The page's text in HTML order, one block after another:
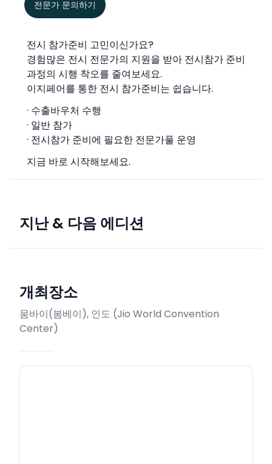
전문가 문의하기
전시 참가준비 고민이신가요?
경험많은 전시 전문가의 지원을 받아 전시참가 준비
과정의 시행 착오를 줄여보세요.
이지페어를 통한 전시 참가준비는 쉽습니다.
· 수출바우처 수행
· 일반 참가
· 전시참가 준비에 필요한 전문가풀 운영
지금 바로 시작해보세요.
지난 & 다음 에디션
개최장소
뭄바이(봄베이), 인도 (Jio World Convention
Center)